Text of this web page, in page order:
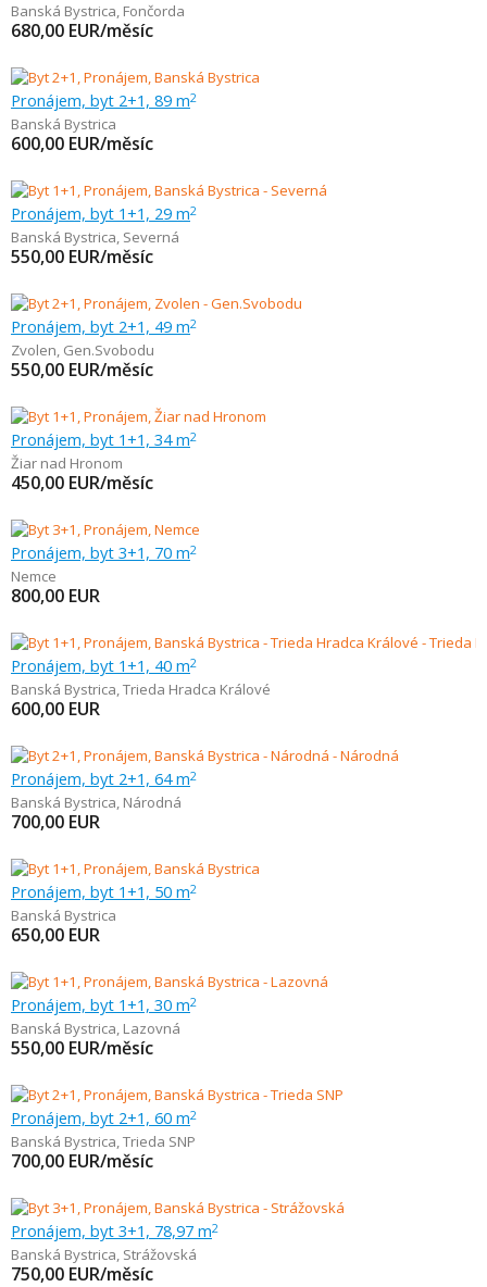
Banská Bystrica, Fončorda
680,00 EUR/měsíc
Pronájem, byt 2+1, 89 m2
Banská Bystrica
600,00 EUR/měsíc
Pronájem, byt 1+1, 29 m2
Banská Bystrica, Severná
550,00 EUR/měsíc
Pronájem, byt 2+1, 49 m2
Zvolen, Gen.Svobodu
550,00 EUR/měsíc
Pronájem, byt 1+1, 34 m2
Žiar nad Hronom
450,00 EUR/měsíc
Pronájem, byt 3+1, 70 m2
Nemce
800,00 EUR
Pronájem, byt 1+1, 40 m2
Banská Bystrica,Trieda Hradca Králové
600,00 EUR
Pronájem, byt 2+1, 64 m2
Banská Bystrica, Národná
700,00 EUR
Pronájem, byt 1+1, 50 m2
Banská Bystrica
650,00 EUR
Pronájem, byt 1+1, 30 m2
Banská Bystrica, Lazovná
550,00 EUR/měsíc
Pronájem, byt 2+1, 60 m2
Banská Bystrica,Trieda SNP
700,00 EUR/měsíc
Pronájem, byt 3+1, 78,97 m2
Banská Bystrica, Strážovská
750,00 EUR/měsíc